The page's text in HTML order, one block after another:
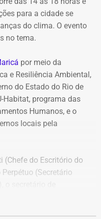
em controlar o
prejuízos financeiros,
autoexclusão das
onde o consumidor
e apoio psicológico.
de R$ 60
divulgou no dia
em plataformas
chama de saída
para a cidade se
do clima. O evento
no tema.
por meio da
e Resiliência Ambiental,
do Estado do Rio de
Habitat, programa das
Humanos, e o
locais pela
(Chefe do Escritório do
(Secretário
de Maricá, Doutor
e representantes do